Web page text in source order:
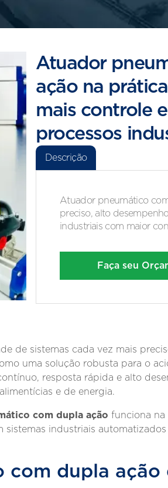
Atuador
ação na
mais controle
processos
Descrição
Atuador pneumático
preciso, alto
industriais com maior
Faça seu
de sistemas cada vez mais
uma solução robusta para o
resposta rápida e alto
e de energia.
com dupla ação funciona na
sistemas industriais
dupla ação